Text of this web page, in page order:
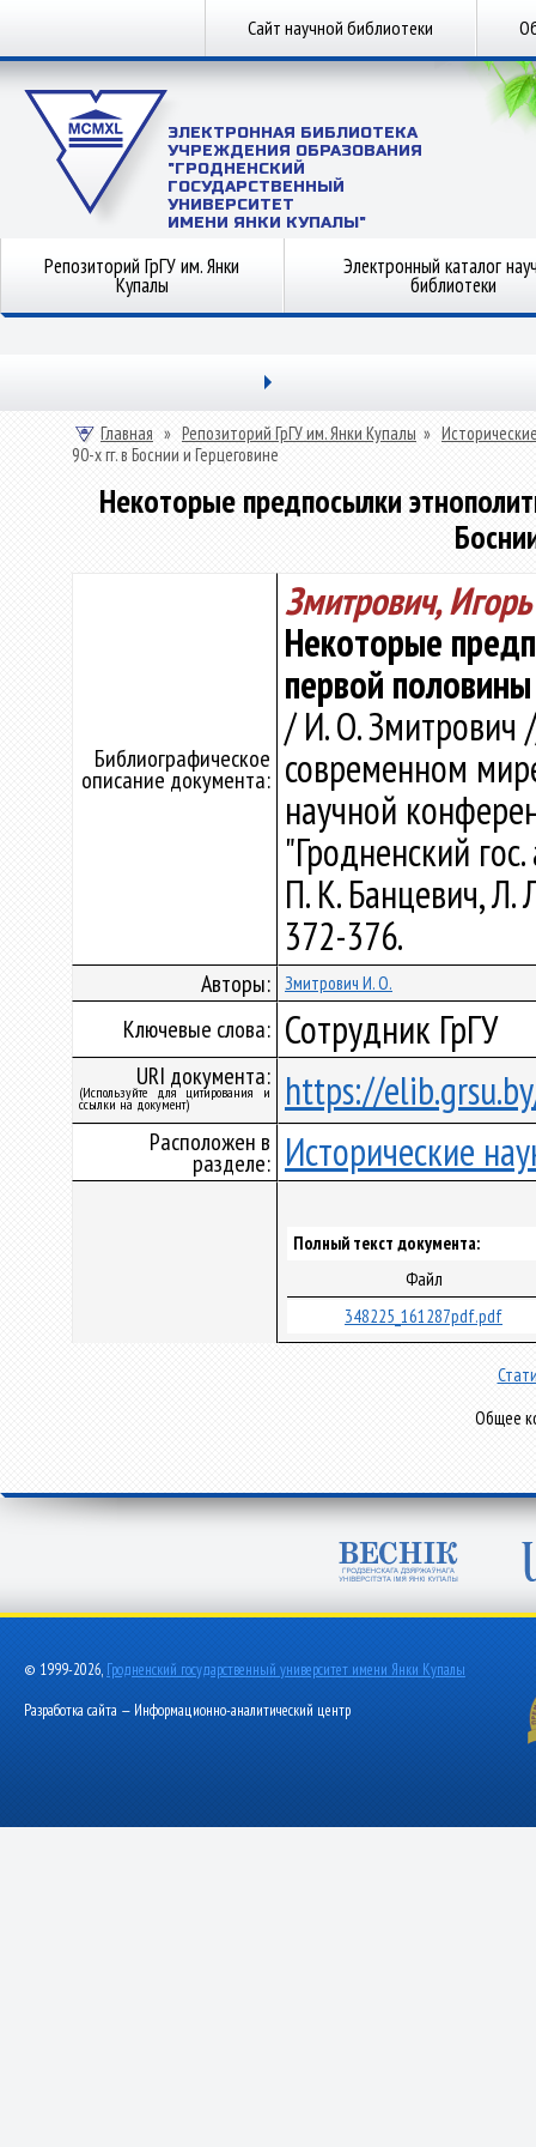
Сайт научной библиотеки
ЭЛЕКТРОННАЯ БИБЛИОТЕКА
УЧРЕЖДЕНИЯ ОБРАЗОВАНИЯ
"ГРОДНЕНСКИЙ
ГОСУДАРСТВЕННЫЙ
УНИВЕРСИТЕТ
ИМЕНИ ЯНКИ КУПАЛЫ"
Репозиторий ГрГУ им. Янки
Купалы
Электронный каталог
библиотеки
Главная » Репозиторий ГрГУ им. Янки Купалы »
90-х гг. в Боснии и Герцеговине
Некоторые предпосылки
Библиографическое
описание документа:
Змитрович,
Некоторые
первой
/ И. О. Змитрович
современном
научной
"Гродненский
П. К. Банцевич, Л.
372-376.
Авторы: Змитрович И. О.
Ключевые слова: Сотрудник ГрГУ
URI документа:
(Используйте для цитирования и
ссылки на документ) https://
Расположен в
разделе: Исторические
Полный текст документа:
Файл
348225_161287pdf.pdf
Общее
© 1999-2026, Гродненский государственный университет имени Янки Купалы
Разработка сайта — Информационно-аналитический центр